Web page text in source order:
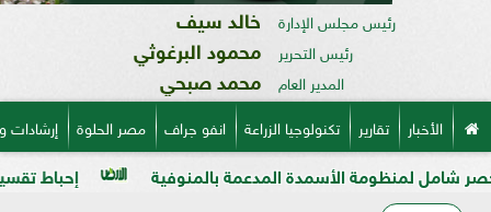
رئيس مجلس الإدارة خالد سيف
رئيس التحرير محمود البرغوثي
المدير العام محمد صبحي
الأخبار تقارير تكنولوجيا الزراعة انفو جراف مصر الحلوة
إحباط تقسيم قطعة أرض على مساحة 2000 متر الأسمدة المدعمة بالمنوفية